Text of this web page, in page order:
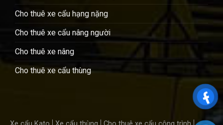
Cho thuê xe cẩu hạng nặng
Cho thuê xe cẩu nâng người
Cho thuê xe nâng
Cho thuê xe cẩu thùng